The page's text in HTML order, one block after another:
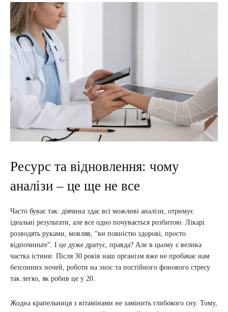
Ресурс та відновлення: чому
аналізи – це ще не все
Часто буває так: дівчина здає всі можливі аналізи, отримує
ідеальні результати, але все одно почувається розбитою. Лікарі
розводять руками, мовляв, “ви повністю здорові, просто
відпочиньте”. І це дуже дратує, правда? Але в цьому є велика
частка істини. Після 30 років наш організм вже не пробачає нам
безсонних ночей, роботи на знос та постійного фонового стресу
так легко, як робив це у 20.
Жодна крапельниця з вітамінами не замінить глибокого сну. Тому,